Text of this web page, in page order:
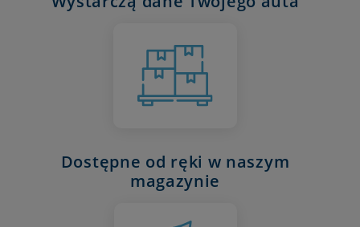
Dostępne od ręki w naszym
magazynie